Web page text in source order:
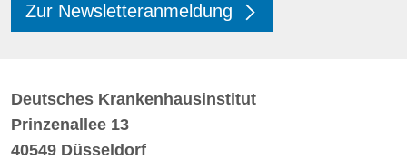
Zur Newsletteranmeldung
Deutsches Krankenhausinstitut
Prinzenallee 13
40549 Düsseldorf